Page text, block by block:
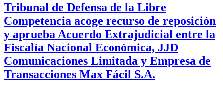
Tribunal de Defensa de la Libre
Competencia acoge recurso de reposición
y aprueba Acuerdo Extrajudicial entre la
Fiscalía Nacional Económica, JJD
Comunicaciones Limitada y Empresa de
Transacciones Max Fácil S.A.